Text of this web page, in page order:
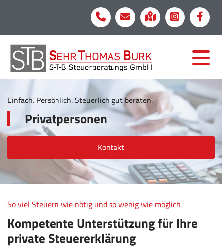
Einfach. Persönlich. Steuerlich gut beraten.
Privatpersonen
Kontakt
So viel Steuern wie nötig und so wenig wie möglich
Kompetente Unterstützung für Ihre
private Steuererklärung